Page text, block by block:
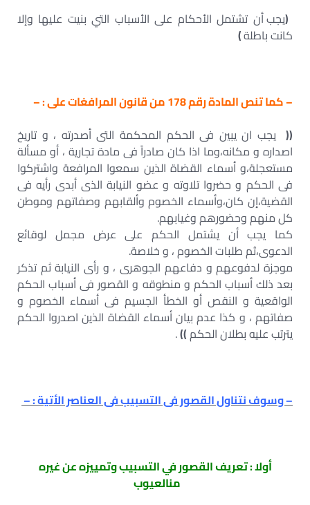
(يجب أن تشتمل الأحكام على الأسباب التي بنيت عليها وإلا
كانت باطلة)
– كما تنص المادة رقم 178 من قانون المرافغات على : –
(( يجب ان يبين فى الحكم المحكمة التى أصدرته ، و تاريخ
اصداره و مكانه،وما اذا كان صادراً فى مادة تجارية ، أو مسألة
مستعجلة،و أسماء القضاة الذين سمعوا المرافعة واشتركوا
فى الحكم و حضروا تلاوته و عضو النيابة الذى أبدى رأيه فى
القضية،إن كان،وأسماء الخصوم وألقابهم وصفاتهم وموطن
كل منهم وحضورهم وغيابهم.
كما يجب أن يشتمل الحكم على عرض مجمل لوقائع
الدعوى،ثم طلبات الخصوم ، و خلاصة.
موجزة لدفوعهم و دفاعهم الجوهرى ، و رأى النيابة ثم تذكر
بعد ذلك أسباب الحكم و منطوقه و القصور فى أسباب الحكم
الواقعية و النقص أو الخطأ الجسيم فى أسماء الخصوم و
صفاتهم ، و كذا عدم بيان أسماء القضاة الذين اصدروا الحكم
يترتب عليه بطلان الحكم))
.
– وسوف نتناول القصور فى التسبيب فى العناصر الأتية : –
أولا : تعريف القصور في التسبيب وتمييزه عن غيره
منالعيوب